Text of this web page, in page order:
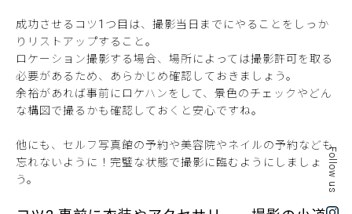
Follow us
成功させるコツ1つ目は、撮影当日までにやることをしっか
りリストアップすること。
ロケーション撮影する場合、場所によっては撮影許可を取る
必要があるため、あらかじめ確認しておきましょう。
余裕があれば事前にロケハンをして、景色のチェックやどん
な構図で撮るかも確認しておくと安心ですね。
他にも、セルフ写真館の予約や美容院やネイルの予約なども
忘れないように！完璧な状態で撮影に臨むようにしましょ
う。